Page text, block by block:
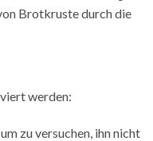
Brotkruste durch die
werden:
zu versuchen, ihn nicht